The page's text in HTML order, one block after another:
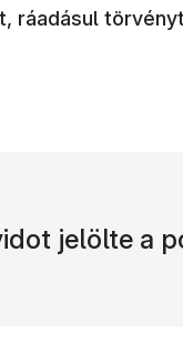
ráadásul
jelölte a